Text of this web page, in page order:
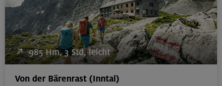
985 Hm, 3 Std, leicht
Von der Bärenrast (Inntal)